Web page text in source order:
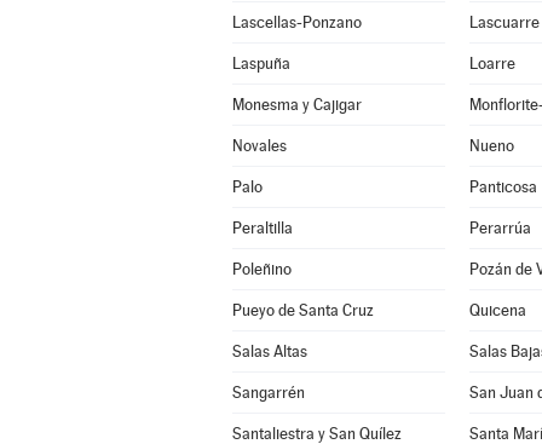
Lascellas-Ponzano Lascuarre
Laspuña Loarre
Monesma y Cajigar
Novales Nueno
Palo Panticosa
Peraltilla Perarrúa
Poleñino Pozán de
Pueyo de Santa Cruz Quicena
Salas Altas Salas
Sangarrén San Juan
Santaliestra y San Quílez Santa